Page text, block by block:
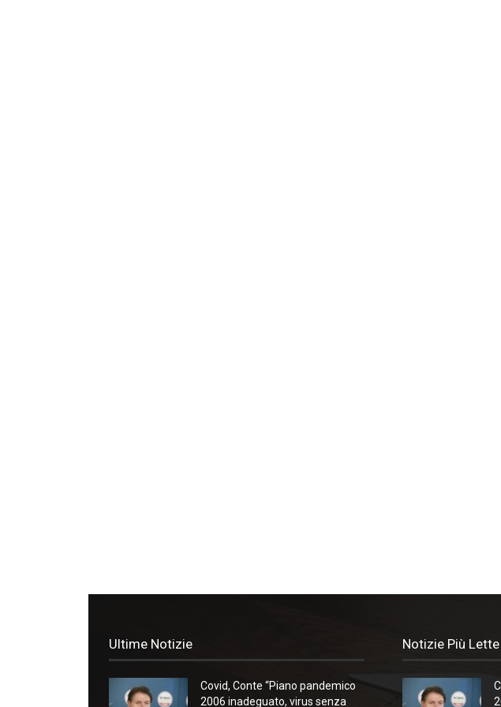
Ultime Notizie
Covid, Conte “Piano pandemico
2006 inadeguato, virus senza
Notizie Più Lette